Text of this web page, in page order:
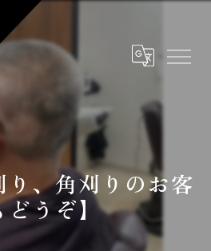
、角刈りのお客
どうぞ】